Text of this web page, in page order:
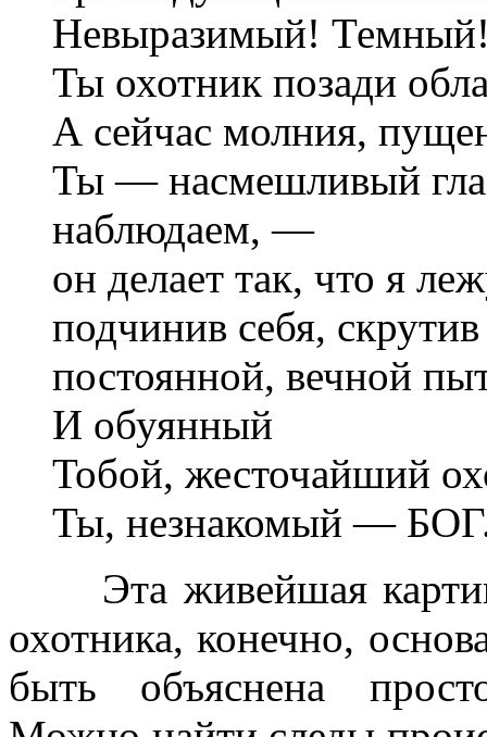
Невыразимый!
Ты охотник позади
А сейчас молния,
Ты — насмешливый
наблюдаем, —
он делает так, что я
подчинив себя,
постоянной, вечной
И обуянный
Тобой, жесточайший
Ты, незнакомый —
Эта живейшая
охотника, конечно,
быть объяснена